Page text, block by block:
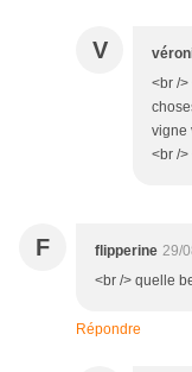
V
<br /
vigne
<br />
F flipperine 29/
<br /> quelle
Répondre